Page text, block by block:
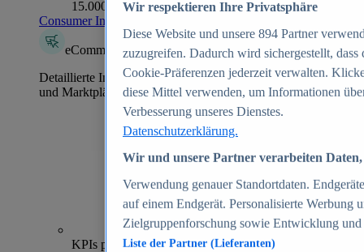
15.000+ Marken
Consumer Insights entdecken
eCommerce Insights
Detaillierte Informationen zu mehr als 39.000 Online-Shops
und Marktplätzen
70+
KPIs pro Shop
Wir respektieren Ihre Privatsphäre
Diese Website und unsere 894 Partner
zuzugreifen. Dadurch wird sichergestellt,
Cookie-Präferenzen jederzeit verwalten.
diese Mittel verwenden, um Informationen
Verbesserung unseres Dienstes.
Datenschutzerklärung.
Wir und unsere Partner verarbeiten
Verwendung genauer Standortdaten.
auf einem Endgerät. Personalisierte Werbung
Zielgruppenforschung sowie Entwicklung
Liste der Partner (Lieferanten)